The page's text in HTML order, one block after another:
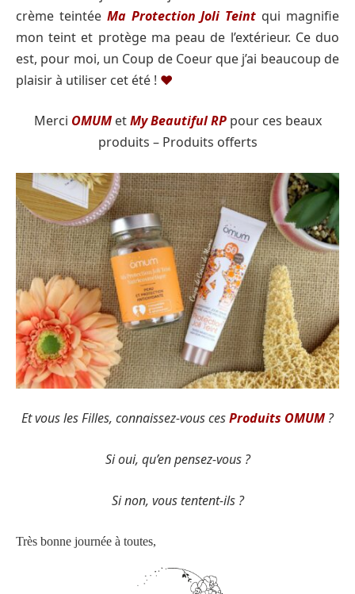
crème teintéeMa Protection Joli Teint qui magnifie
mon teint et protège ma peau de l’extérieur. Ce duo
est, pour moi, un Coup de Coeur que j’ai beaucoup de
plaisir à utiliser cet été ! ♥️
Merci OMUMetMy Beautiful RPpour ces beaux
produits – Produits offerts
Et vous les Filles, connaissez-vous cesProduits OMUM ?
Si oui, qu’en pensez-vous ?
Si non, vous tentent-ils ?
Très bonne journée à toutes,